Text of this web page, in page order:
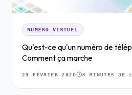
NUMÉRO VIRTUEL
Qu'est-ce qu'un numéro de
Comment ça marche
20 FÉVRIER 2020 8 MINUTES DE